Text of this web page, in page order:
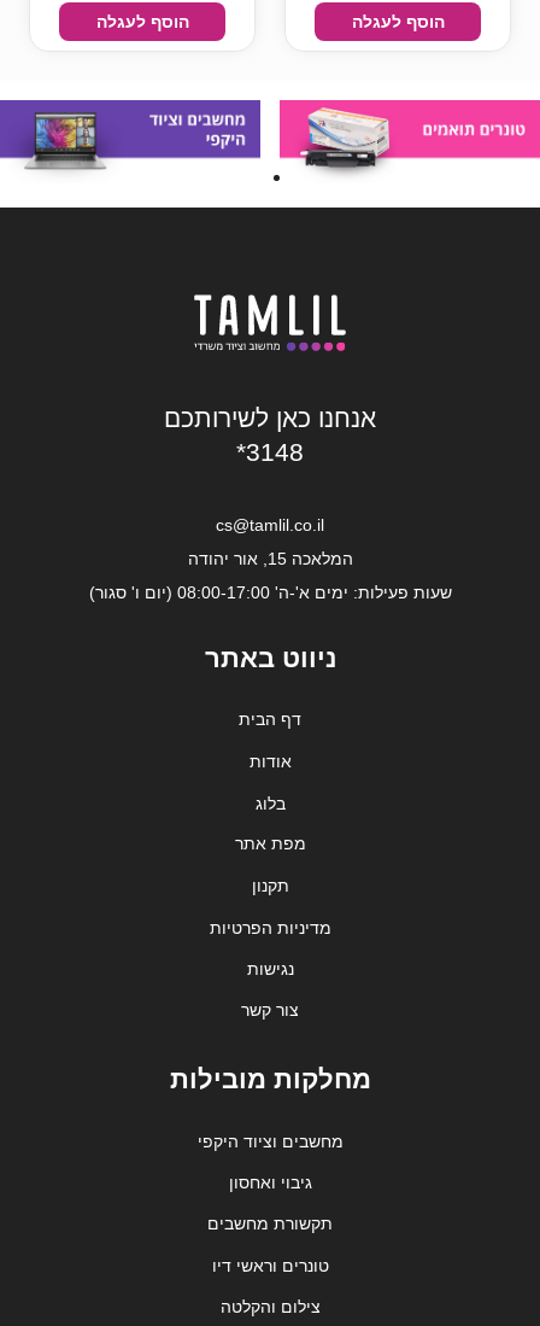
הוסף לעגלה הוסף לעגלה
אנחנו כאן לשירותכם
*3148
cs@tamlil.co.il
המלאכה 15, אור יהודה
שעות פעילות: ימים א'-ה' 08:00-17:00 (יום ו' סגור)
ניווט באתר
דף הבית
אודות
בלוג
מפת אתר
תקנון
מדיניות הפרטיות
נגישות
צור קשר
מחלקות מובילות
מחשבים וציוד היקפי
גיבוי ואחסון
תקשורת מחשבים
טונרים וראשי דיו
צילום והקלטה